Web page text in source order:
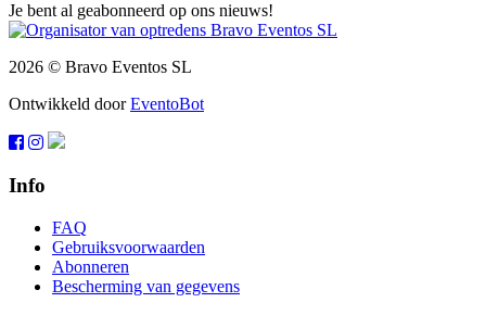
Je bent al geabonneerd op ons nieuws!
2026 © Bravo Eventos SL
Ontwikkeld doorEventoBot
Info
FAQ
Gebruiksvoorwaarden
Abonneren
Bescherming van gegevens